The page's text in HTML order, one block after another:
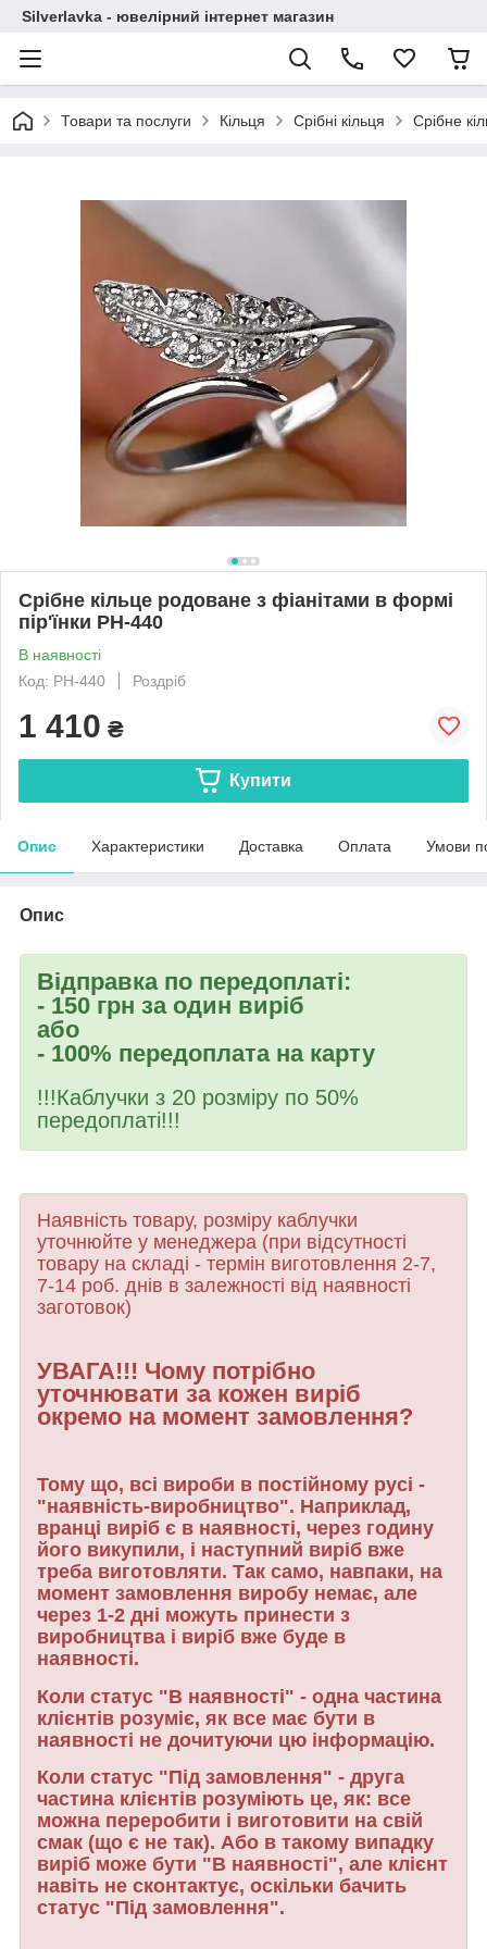
Silverlavka - ювелірний інтернет магазин
Товари та послуги Кільця Срібні кільця Срібне
Срібне кільце родоване з фіанітами в формі
пір'їнки РН-440
В наявності
Код: РН-440
Роздріб
1 410 ₴
Купити
Опис Характеристики Доставка Оплата Умови
Опис
Відправка по передоплаті:
- 150 грн за один виріб
або
- 100% передоплата на карту
!!!Каблучки з 20 розміру по 50%
передоплаті!!!
Наявність товару, розміру каблучки
уточнюйте у менеджера (при відсутності
товару на складі - термін виготовлення 2-7,
7-14 роб. днів в залежності від наявності
заготовок)
УВАГА!!! Чому потрібно
уточнювати за кожен виріб
окремо на момент замовлення?
Тому що, всі вироби в постійному русі -
"наявність-виробництво". Наприклад,
вранці виріб є в наявності, через годину
його викупили, і наступний виріб вже
треба виготовляти. Так само, навпаки, на
момент замовлення виробу немає, але
через 1-2 дні можуть принести з
виробництва і виріб вже буде в
наявності.
Коли статус "В наявності" - одна частина
клієнтів розуміє, як все має бути в
наявності не дочитуючи цю інформацію.
Коли статус "Під замовлення" - друга
частина клієнтів розуміють це, як: все
можна переробити і виготовити на свій
смак (що є не так). Або в такому випадку
виріб може бути "В наявності", але клієнт
навіть не сконтактує, оскільки бачить
статус "Під замовлення".